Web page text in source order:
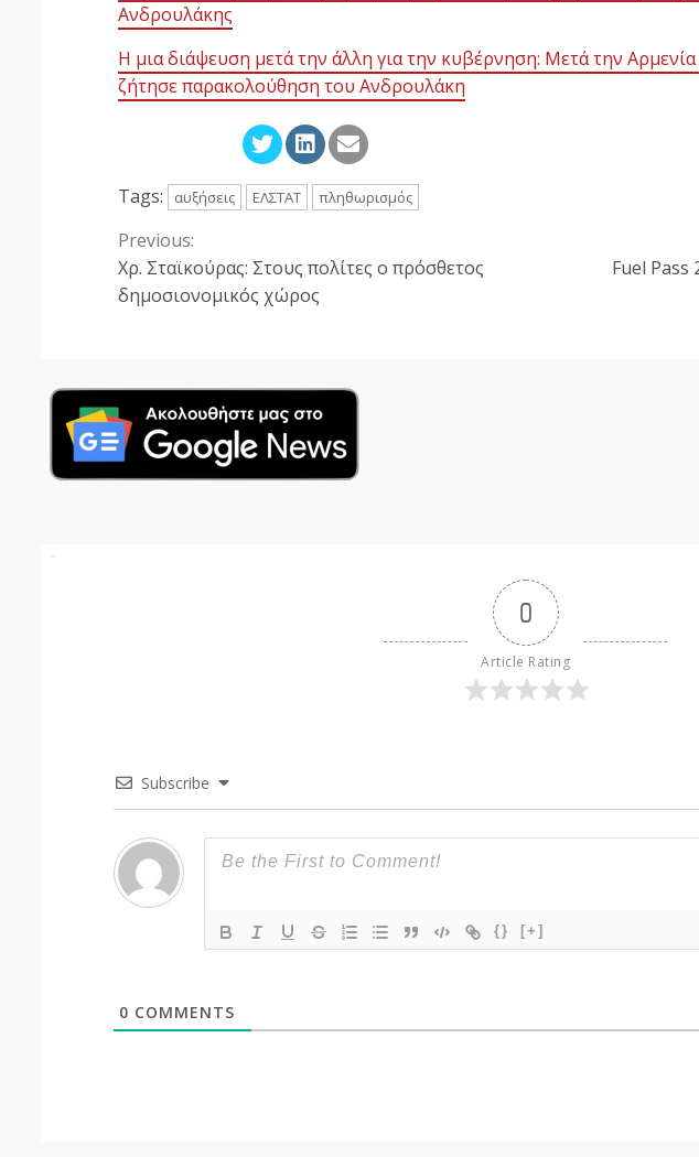
Ανδρουλάκης
Η μια διάψευση μετά την άλλη για την κυβέρνηση: Μετά την Αρμενία
ζήτησε παρακολούθηση του Ανδρουλάκη
Tags: αυξήσεις ΕΛΣΤΑΤ πληθωρισμός
Continue
Reading
Previous:
Χρ. Σταϊκούρας: Στους πολίτες ο πρόσθετος
δημοσιονομικός χώρος
Fuel Pass
0
Article Rating
Subscribe
{} [+]
0 COMMENTS